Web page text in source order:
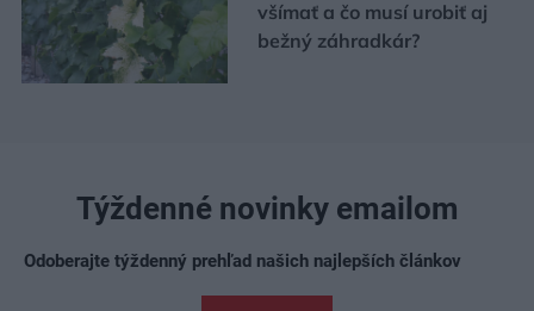
všímať a čo musí urobiť aj
bežný záhradkár?
Týždenné novinky emailom
Odoberajte týždenný prehľad našich najlepších článkov